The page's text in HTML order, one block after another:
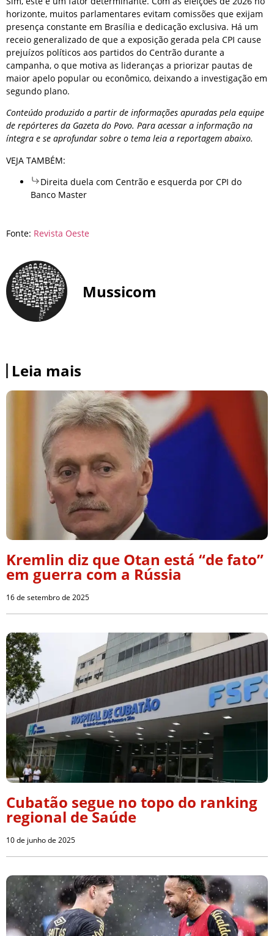
horizonte, muitos parlamentares evitam comissões que exijam
presença constante em Brasília e dedicação exclusiva. Há um
receio generalizado de que a exposição gerada pela CPI cause
prejuízos políticos aos partidos do Centrão durante a
campanha, o que motiva as lideranças a priorizar pautas de
maior apelo popular ou econômico, deixando a investigação em
segundo plano.
Conteúdo produzido a partir de informações apuradas pela equipe
de repórteres da Gazeta do Povo. Para acessar a informação na
íntegra e se aprofundar sobre o tema leia a reportagem abaixo.
VEJA TAMBÉM:
Direita duela com Centrão e esquerda por CPI do
Banco Master
Fonte: Revista Oeste
Mussicom
Leia mais
Kremlin diz que Otan está “de fato”
em guerra com a Rússia
16 de setembro de 2025
Cubatão segue no topo do ranking
regional de Saúde
10 de junho de 2025